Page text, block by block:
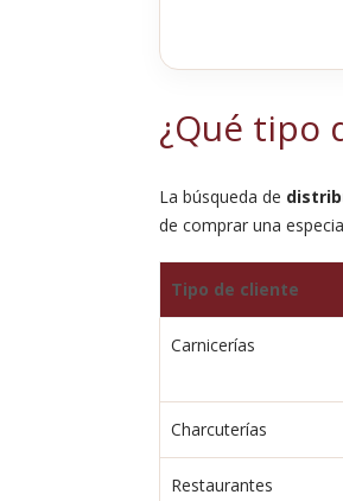
¿Qué tipo
La búsqueda de
de comprar una
Tipo de cliente
Carnicerías
Charcuterías
Restaurantes